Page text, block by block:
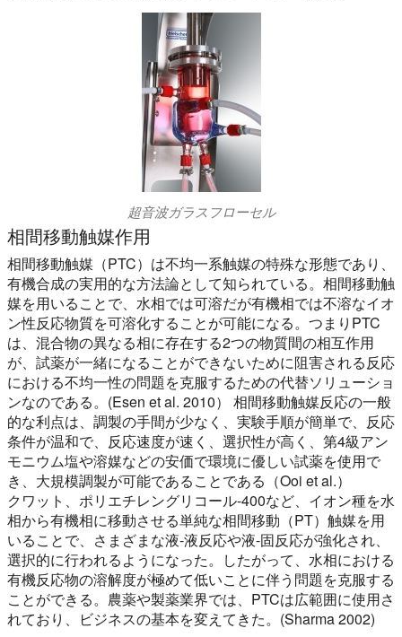
超音波ガラスフローセル
相間移動触媒作用
相間移動触媒（PTC）は不均一系触媒の特殊な形態であり、
有機合成の実用的な方法論として知られている。相間移動触
媒を用いることで、水相では可溶だが有機相では不溶なイオ
ン性反応物質を可溶化することが可能になる。つまりPTC
は、混合物の異なる相に存在する2つの物質間の相互作用
が、試薬が一緒になることができないために阻害される反応
における不均一性の問題を克服するための代替ソリューショ
ンなのである。(Esen et al. 2010） 相間移動触媒反応の一般
的な利点は、調製の手間が少なく、実験手順が簡単で、反応
条件が温和で、反応速度が速く、選択性が高く、第4級アン
モニウム塩や溶媒などの安価で環境に優しい試薬を使用で
き、大規模調製が可能であることである（Ooi et al.）
クワット、ポリエチレングリコール-400など、イオン種を水
相から有機相に移動させる単純な相間移動（PT）触媒を用
いることで、さまざまな液-液反応や液-固反応が強化され、
選択的に行われるようになった。したがって、水相における
有機反応物の溶解度が極めて低いことに伴う問題を克服する
ことができる。農薬や製薬業界では、PTCは広範囲に使用さ
れており、ビジネスの基本を変えてきた。(Sharma 2002)